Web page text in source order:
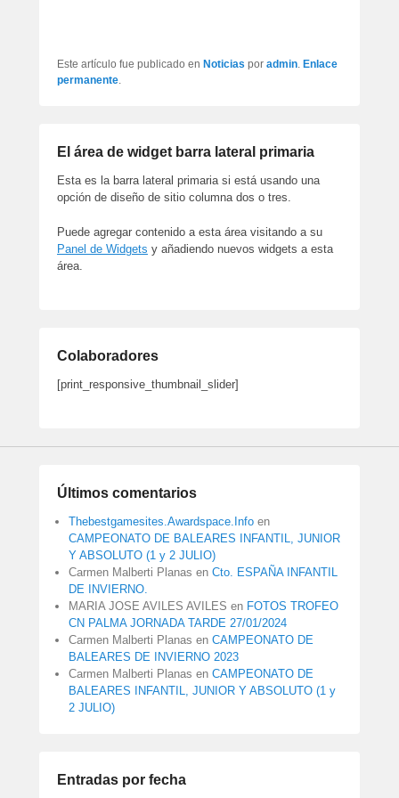
Este artículo fue publicado en Noticias por admin. Enlace
permanente.
El área de widget barra lateral primaria
Esta es la barra lateral primaria si está usando una
opción de diseño de sitio columna dos o tres.
Puede agregar contenido a esta área visitando a su
Panel de Widgets y añadiendo nuevos widgets a esta
área.
Colaboradores
[print_responsive_thumbnail_slider]
Últimos comentarios
Thebestgamesites.Awardspace.Info en
CAMPEONATO DE BALEARES INFANTIL, JUNIOR
Y ABSOLUTO (1 y 2 JULIO)
Carmen Malberti Planas en Cto. ESPAÑA INFANTIL
DE INVIERNO.
MARIA JOSE AVILES AVILES en FOTOS TROFEO
CN PALMA JORNADA TARDE 27/01/2024
Carmen Malberti Planas en CAMPEONATO DE
BALEARES DE INVIERNO 2023
Carmen Malberti Planas en CAMPEONATO DE
BALEARES INFANTIL, JUNIOR Y ABSOLUTO (1 y
2 JULIO)
Entradas por fecha